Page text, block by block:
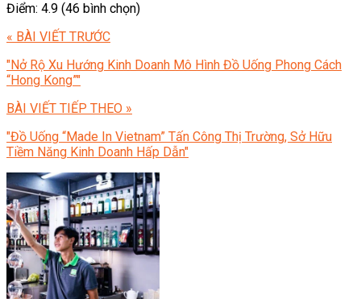
Điểm: 4.9 (46 bình chọn)
« BÀI VIẾT TRƯỚC
"Nở Rộ Xu Hướng Kinh Doanh Mô Hình Đồ Uống Phong Cách
“Hong Kong”"
BÀI VIẾT TIẾP THEO »
"Đồ Uống “Made In Vietnam” Tấn Công Thị Trường, Sở Hữu
Tiềm Năng Kinh Doanh Hấp Dẫn"